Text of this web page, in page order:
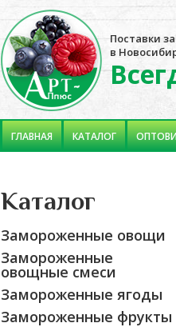
Поставки
в
ГЛАВНАЯ КАТАЛОГ
Kаталог
Замороженные овощи
Замороженные
овощные смеси
Замороженные ягоды
Замороженные фрукты